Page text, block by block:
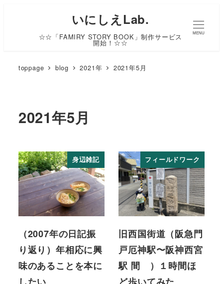
いにしえLab.
☆☆「FAMIRY STORY BOOK」制作サービス
開始！☆☆
MENU
toppage blog 2021年 2021年5月
2021年5月
身辺雑記
（2007年の日記振
り返り）年相応に興
味のあることを本に
フィールドワーク
旧西国街道（阪急門
戸厄神駅〜阪神西宮
駅 間 ）１時間ほ